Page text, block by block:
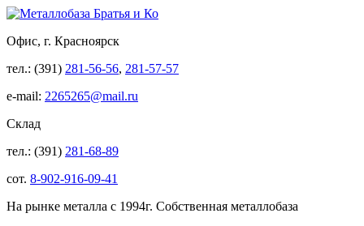
Офис, г. Красноярск
тел.: (391) 281-56-56, 281-57-57
e-mail: 2265265@mail.ru
Склад
тел.: (391) 281-68-89
сот. 8-902-916-09-41
На рынке металла с 1994г. Собственная металлобаза